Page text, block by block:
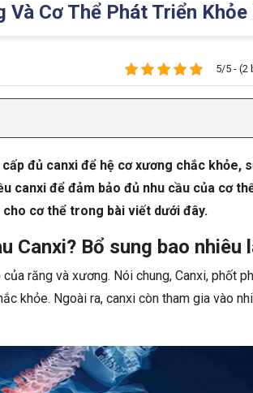
Và Cơ Thể Phát Triển Khỏe
5/5 - (2
đủ canxi để hệ cơ xương chắc khỏe,
canxi để đảm bảo đủ nhu cầu của cơ
cơ thể trong bài viết dưới đây.
Canxi? Bổ sung bao nhiêu
răng và xương. Nói chung, Canxi, phốt
khỏe. Ngoài ra, canxi còn tham gia vào